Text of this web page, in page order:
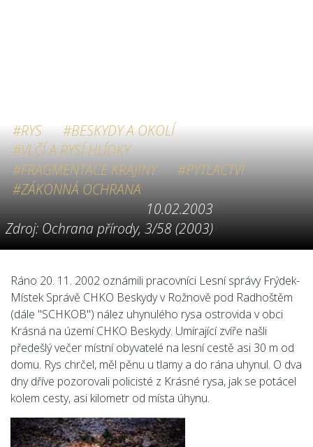
#RYS
#BESKYDY A OKOLÍ
#VLČÍ A RYSÍ HLÍDKY
#FRAGMENTACE KRAJINY
#PYTLÁCTVÍ
#ZÁKONNÁ OCHRANA
10.02.2003
Zdroj: Ochrana přírody, 3/58 (2003)
Ráno 20. 11. 2002 oznámili pracovníci Lesní správy Frýdek-
Místek Správě CHKO Beskydy v Rožnově pod Radhoštěm
(dále "SCHKOB") nález uhynulého rysa ostrovida v obci
Krásná na území CHKO Beskydy. Umírající zvíře našli
předešlý večer místní obyvatelé na lesní cestě asi 30 m od
domu. Rys chrčel, měl pěnu u tlamy a do rána uhynul. O dva
dny dříve pozorovali policisté z Krásné rysa, jak se potácel
kolem cesty, asi kilometr od místa úhynu.